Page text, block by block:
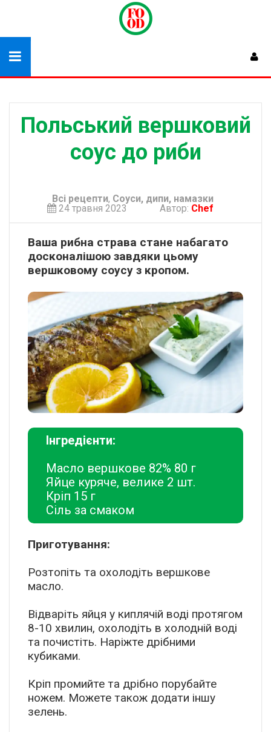
Польський вершковий
соус до риби
Всі рецепти, Соуси, дипи, намазки
24 травня 2023
Автор: Chef
Ваша рибна страва стане набагато
досконалішою завдяки цьому
вершковому соусу з кропом.
Інгредієнти:
Масло вершкове 82% 80 г
Яйце куряче, велике 2 шт.
Кріп 15 г
Сіль за смаком
Приготування:
Розтопіть та охолодіть вершкове
масло.
Відваріть яйця у киплячій воді протягом
8-10 хвилин, охолодіть в холодній воді
та почистіть. Наріжте дрібними
кубиками.
Кріп промийте та дрібно порубайте
ножем. Можете також додати іншу
зелень.